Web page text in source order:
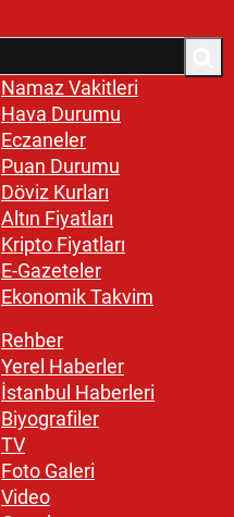
Namaz Vakitleri
Hava Durumu
Eczaneler
Puan Durumu
Döviz Kurları
Altın Fiyatları
Kripto Fiyatları
E-Gazeteler
Ekonomik Takvim
Rehber
Yerel Haberler
İstanbul Haberleri
Biyografiler
TV
Foto Galeri
Video